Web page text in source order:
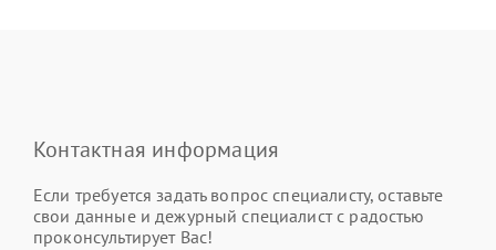
Контактная информация
Если требуется задать вопрос специалисту, оставьте
свои данные и дежурный специалист с радостью
проконсультирует Вас!